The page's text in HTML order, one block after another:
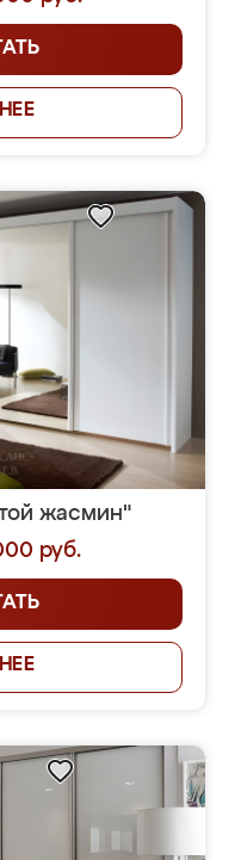
жасмин"
руб.